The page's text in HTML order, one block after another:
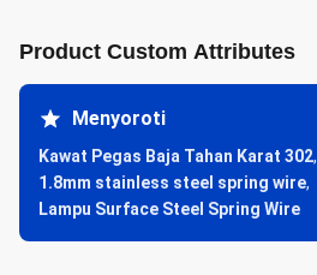
Product Custom Attributes
Menyoroti
Kawat Pegas Baja Tahan Karat 302,
1.8mm stainless steel spring wire,
Lampu Surface Steel Spring Wire